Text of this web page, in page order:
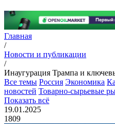
Главная
/
Новости и публикации
/
Инаугурация Трампа и
Все темы Россия Экономика
новостей Товарно-сырьевые
Показать всё
19.01.2025
1809